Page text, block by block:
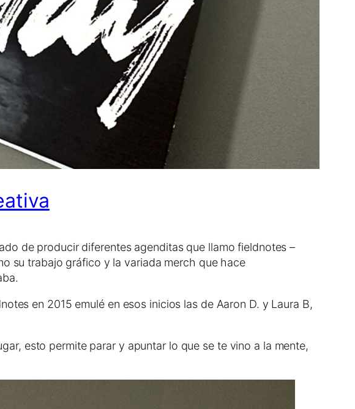
de producir diferentes agenditas que llamo fieldnotes –
su trabajo gráfico y la variada merch que hace
en 2015 emulé en esos inicios las de Aaron D. y Laura B,
esto permite parar y apuntar lo que se te vino a la mente,